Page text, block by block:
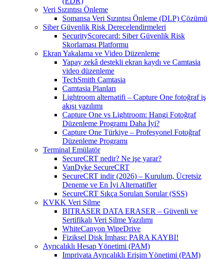
Veri Sızıntısı Önleme
Somansa Veri Sızıntısı Önleme (DLP) Çözümü
Siber Güvenlik Risk Derecelendirmeleri
SecurityScorecard: Siber Güvenlik Risk
Skorlaması Platformu
Ekran Yakalama ve Video Düzenleme
Yapay zekâ destekli ekran kaydı ve Camtasia
video düzenleme
TechSmith Camtasia
Camtasia Planları
Lightroom alternatifi – Capture One fotoğraf iş
akışı yazılımı
Capture One vs Lightroom: Hangi Fotoğraf
Düzenleme Programı Daha İyi?
Capture One Türkiye – Profesyonel Fotoğraf
Düzenleme Programı
Terminal Emülatör
SecureCRT nedir? Ne işe yarar?
VanDyke SecureCRT
SecureCRT indir (2026) – Kurulum, Ücretsiz
Deneme ve En İyi Alternatifler
SecureCRT Sıkça Sorulan Sorular (SSS)
KVKK Veri Silme
BITRASER DATA ERASER – Güvenli ve
Sertifikalı Veri Silme Yazılımı
WhiteCanyon WipeDrive
Fiziksel Disk İmhası: PARA KAYBI!
Ayrıcalıklı Hesap Yönetimi (PAM)
Imprivata Ayrıcalıklı Erişim Yönetimi (PAM)